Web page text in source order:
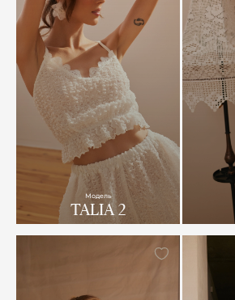
Модель
TALIA 2